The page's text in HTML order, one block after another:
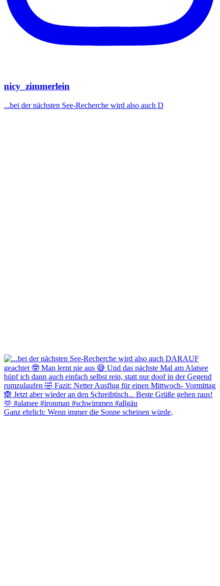
nicy_zimmerlein
...bei der nächsten See-Recherche wird also auch D
Ganz ehrlich: Wenn immer die Sonne scheinen würde,